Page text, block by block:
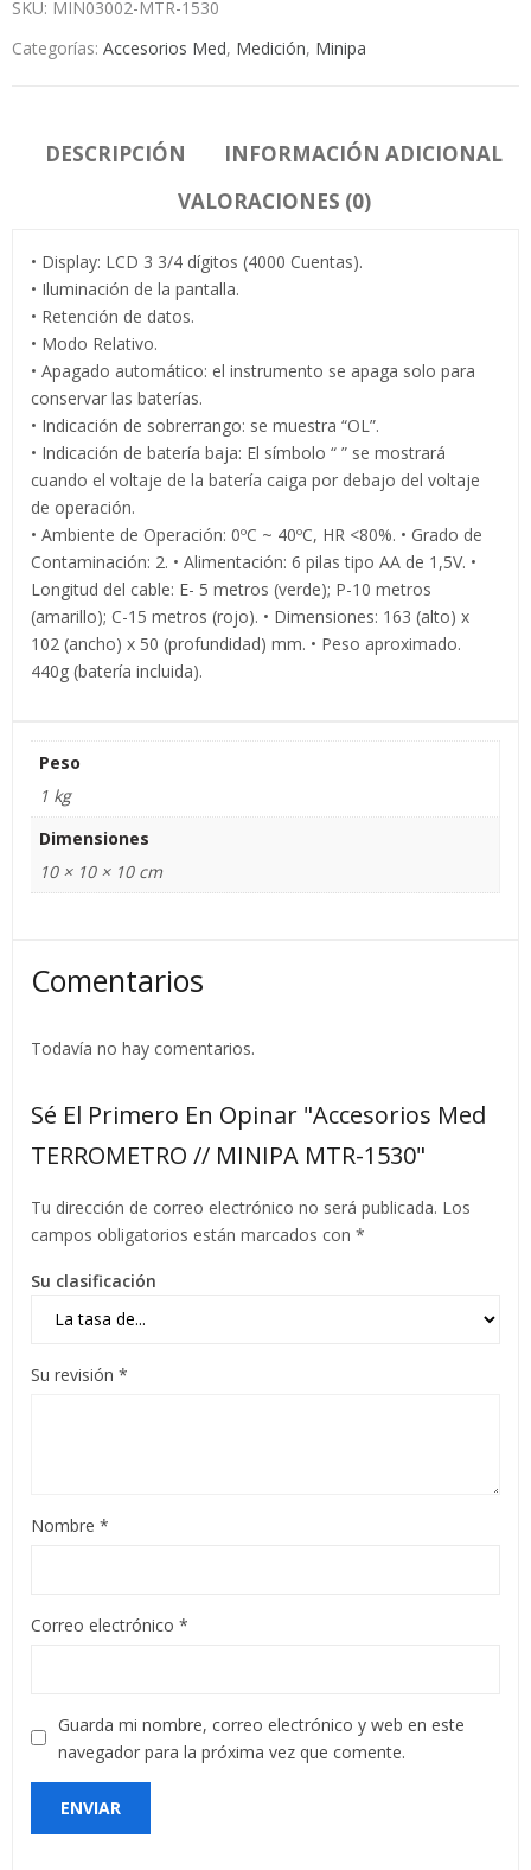
SKU: MIN03002-MTR-1530
Categorías: Accesorios Med, Medición, Minipa
DESCRIPCIÓN
INFORMACIÓN ADICIONAL
VALORACIONES (0)
• Display: LCD 3 3/4 dígitos (4000 Cuentas).
• Iluminación de la pantalla.
• Retención de datos.
• Modo Relativo.
• Apagado automático: el instrumento se apaga solo para
conservar las baterías.
• Indicación de sobrerrango: se muestra “OL”.
• Indicación de batería baja: El símbolo “ ” se mostrará
cuando el voltaje de la batería caiga por debajo del voltaje
de operación.
• Ambiente de Operación: 0ºC ~ 40ºC, HR <80%. • Grado de
Contaminación: 2. • Alimentación: 6 pilas tipo AA de 1,5V. •
Longitud del cable: E- 5 metros (verde); P-10 metros
(amarillo); C-15 metros (rojo). • Dimensiones: 163 (alto) x
102 (ancho) x 50 (profundidad) mm. • Peso aproximado.
440g (batería incluida).
Peso
1 kg
Dimensiones
10 × 10 × 10 cm
Comentarios
Todavía no hay comentarios.
Sé El Primero En Opinar "Accesorios Med
TERROMETRO // MINIPA MTR-1530"
Tu dirección de correo electrónico no será publicada. Los
campos obligatorios están marcados con *
Su clasificación
Su revisión *
Nombre *
Correo electrónico *
Guarda mi nombre, correo electrónico y web en este
navegador para la próxima vez que comente.